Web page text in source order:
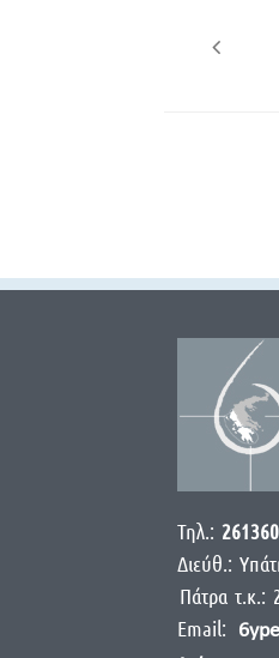
Τηλ.:
Διεύθ.:
Πάτρα τ.κ.:
Email: